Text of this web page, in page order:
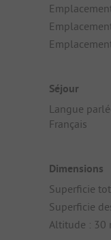
Séjour
Langue
Français
Dimensions
Superficie
Superficie
Altitude : 30